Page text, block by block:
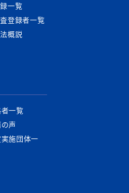
一覧
登録者一覧
概説
一覧
声
施団体一